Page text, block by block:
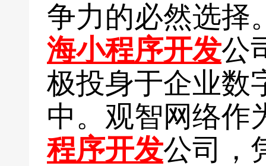
争力的必然选择
海小程序开发公
极投身于企业数
中。观智网络作
程序开发公司，